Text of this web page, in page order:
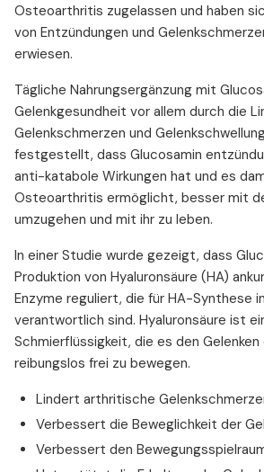
Osteoarthritis zugelassen und haben
von Entzündungen und
erwiesen.
Tägliche Nahrungsergänzung mit
Gelenkgesundheit vor allem durch die
Gelenkschmerzen und
festgestellt, dass Glucosamin
anti-katabole Wirkungen hat und es
Osteoarthritis ermöglicht, besser mit
umzugehen und mit ihr zu leben.
In einer Studie wurde gezeigt, dass
Produktion von Hyaluronsäure (HA)
Enzyme reguliert, die für HA-Synthese
verantwortlich sind. Hyaluronsäure ist
Schmierflüssigkeit, die es den
reibungslos frei zu bewegen.
Lindert arthritische
Verbessert die Beweglichkeit der
Verbessert den